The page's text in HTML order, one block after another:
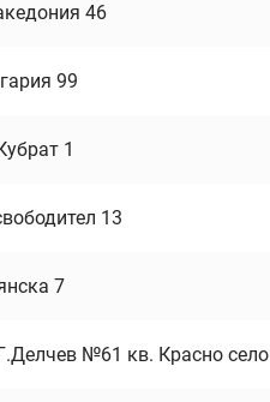
46
99
1
13
7
№61 кв. Красно село